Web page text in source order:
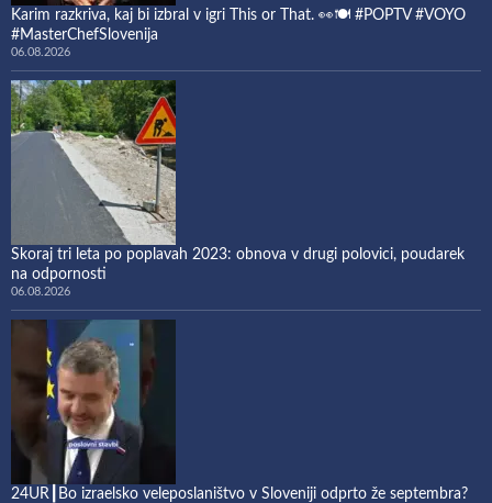
Karim razkriva, kaj bi izbral v igri This or That. 👀🍽️ #POPTV #VOYO
#MasterChefSlovenija
06.08.2026
Skoraj tri leta po poplavah 2023: obnova v drugi polovici, poudarek
na odpornosti
06.08.2026
24UR┃Bo izraelsko veleposlaništvo v Sloveniji odprto že septembra?